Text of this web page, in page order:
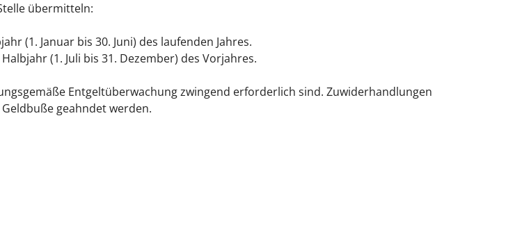
übermitteln:
(1. Januar bis 30. Juni) des laufenden Jahres.
(1. Juli bis 31. Dezember) des Vorjahres.
Entgeltüberwachung zwingend erforderlich sind. Zuwiderhandlungen
geahndet werden.